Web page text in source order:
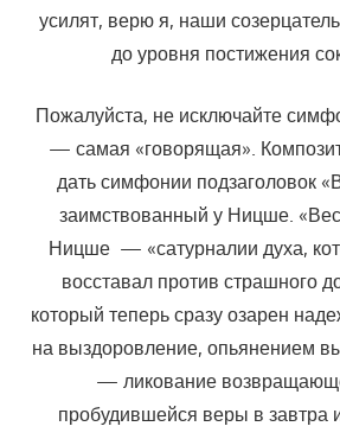
усилят, верю я, наши
до уровня постижения
Пожалуйста, не исключайте
— самая «говорящая».
дать симфонии подзаголовок
заимствованный у Ницше.
Ницше — «сатурналии духа,
восставал против страшного
который теперь сразу озарен
на выздоровление, опьянением
— ликование
пробудившейся веры в завтра